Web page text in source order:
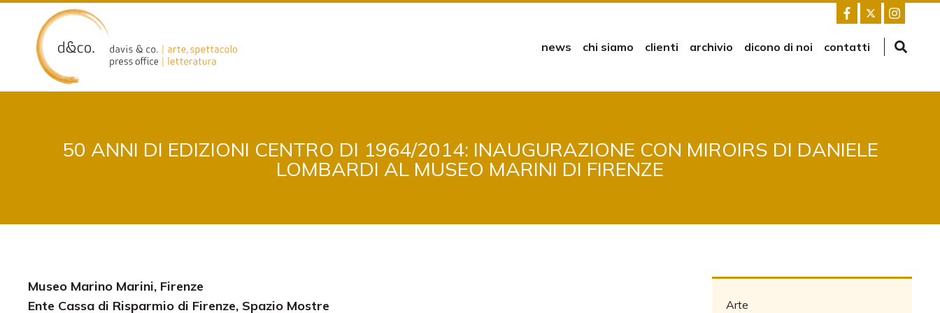
content
news chi siamo clienti archivio dicono di noi contatti
50 ANNI DI EDIZIONI CENTRO DI 1964/2014: INAUGURAZIONE CON MIROIRS DI DANIELE
LOMBARDI AL MUSEO MARINI DI FIRENZE
Museo Marino Marini, Firenze
Ente Cassa di Risparmio di Firenze, Spazio Mostre
Arte